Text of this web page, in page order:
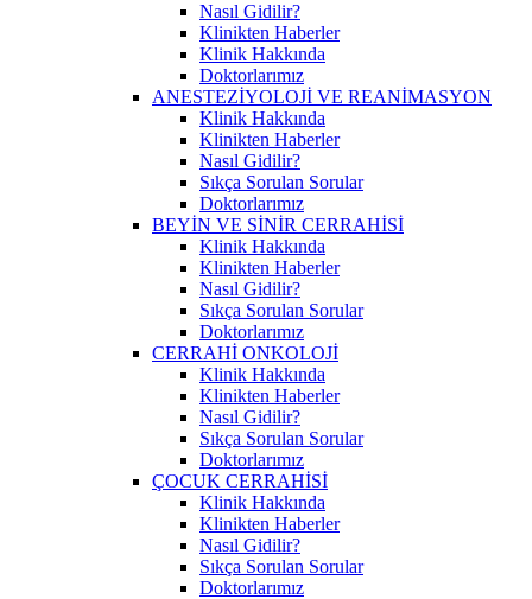
Nasıl Gidilir?
Klinikten Haberler
Klinik Hakkında
Doktorlarımız
ANESTEZİYOLOJİ VE REANİMASYON
Klinik Hakkında
Klinikten Haberler
Nasıl Gidilir?
Sıkça Sorulan Sorular
Doktorlarımız
BEYİN VE SİNİR CERRAHİSİ
Klinik Hakkında
Klinikten Haberler
Nasıl Gidilir?
Sıkça Sorulan Sorular
Doktorlarımız
CERRAHİ ONKOLOJİ
Klinik Hakkında
Klinikten Haberler
Nasıl Gidilir?
Sıkça Sorulan Sorular
Doktorlarımız
ÇOCUK CERRAHİSİ
Klinik Hakkında
Klinikten Haberler
Nasıl Gidilir?
Sıkça Sorulan Sorular
Doktorlarımız